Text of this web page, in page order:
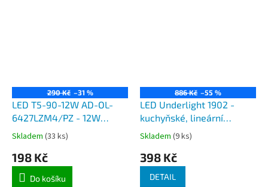
290 Kč –31 %
LED T5-90-12W AD-OL-
6427LZM4/PZ - 12W
kuchyňské podlouhlé LED
svítidlo 90cm, světelný
tok 1080lm, vypínač, svit
Skladem (33 ks)
198 Kč
Do košíku
886 Kč –55 %
LED Underlight 1902 -
kuchyňské, lineární
dobíjecí bateriové svítidlo
s pohybovým čidlem,
délka 300 a 600mm
Skladem (9 ks)
398 Kč
DETAIL